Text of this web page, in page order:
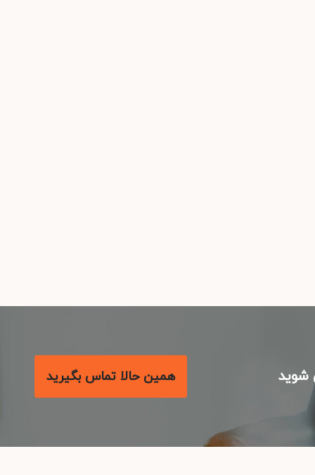
همین حالا تماس بگیرید